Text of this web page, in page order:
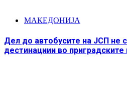
МАКЕДОНИЈА
Дел до автобусите на ЈСП не
дестинациии во приградските